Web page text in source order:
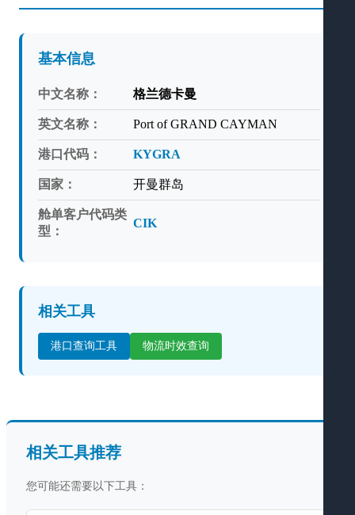
基本信息
中文名称： 格兰德卡曼
英文名称： Port of GRAND CAYMAN
港口代码： KYGRA
国家： 开曼群岛
舱单客户代码类
型：
CIK
相关工具
港口查询工具 物流时效查询
相关工具推荐
您可能还需要以下工具：